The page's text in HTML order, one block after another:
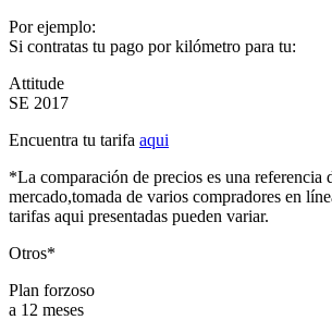
Por ejemplo:
Si contratas tu pago por kilómetro para tu:
Attitude
SE 2017
Encuentra tu tarifa aqui
*La comparación de precios es una referencia
mercado,tomada de varios compradores en
tarifas aqui presentadas pueden variar.
Otros*
Plan forzoso
a 12 meses